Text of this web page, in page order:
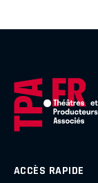
ACCÈS RAPIDE